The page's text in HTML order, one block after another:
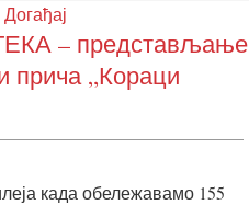
Догађај
– представљање
прича „Кораци
када обележавамо 155